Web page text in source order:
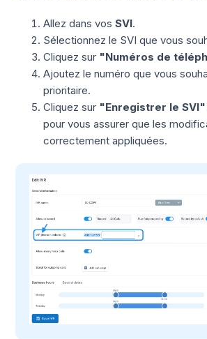
Allez dans vosSVI.
Sélectionnez le SVI que vous
Cliquez sur "Numéros de
Ajoutez le numéro que vous
prioritaire.
Cliquez sur "Enregistrer le SVI"
pour vous assurer que les
correctement appliquées.